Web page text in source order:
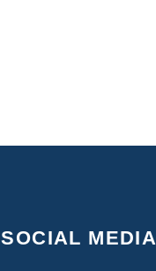
SOCIAL MEDIA